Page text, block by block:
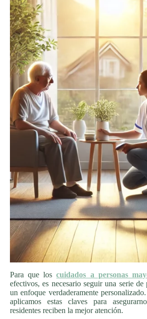
Para que loscuidados a personas
efectivos, es necesario seguir una serie de
un enfoque verdaderamente
aplicamos estas claves para
residentes reciben la mejor atención.